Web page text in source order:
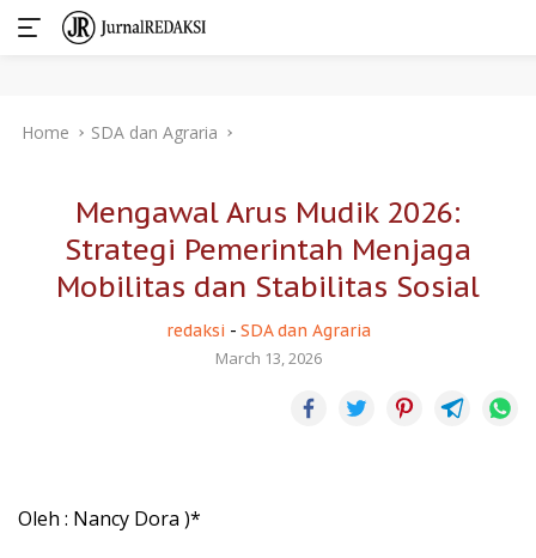
Home SDA dan Agraria
Mengawal Arus Mudik 2026:
Strategi Pemerintah Menjaga
Mobilitas dan Stabilitas Sosial
redaksi - SDA dan Agraria
March 13, 2026
Oleh : Nancy Dora )*